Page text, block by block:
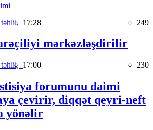
təhlil, 17:28 249
mərkəzləşdirilir
təhlil, 17:00 230
forumunu daimi
çevirir, diqqət qeyri-neft
yönəlir